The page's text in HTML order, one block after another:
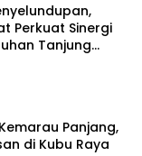
Perkuat Sinergi
Tanjung
Panjang,
di Kubu Raya